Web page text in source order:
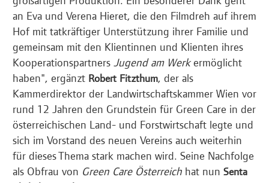
an Eva und Verena Hieret, die den Filmdreh auf ihrem
Hof mit tatkräftiger Unterstützung ihrer Familie und
gemeinsam mit den Klientinnen und Klienten ihres
Kooperationspartners Jugend am Werkermöglicht
haben", ergänzt Robert Fitzthum, der als
Kammerdirektor der Landwirtschaftskammer Wien vor
rund 12 Jahren den Grundstein für Green Care in der
österreichischen Land- und Forstwirtschaft legte und
sich im Vorstand des neuen Vereins auch weiterhin
für dieses Thema stark machen wird. Seine Nachfolge
als Obfrau von Green Care Österreich hat nun Senta